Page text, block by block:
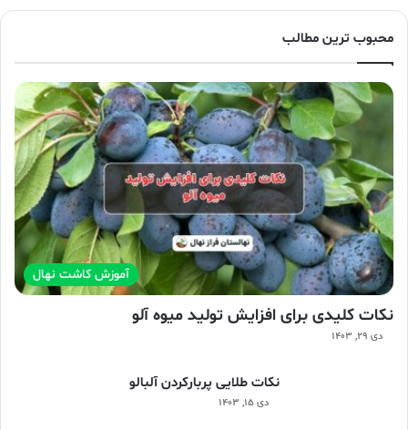
محبوب ترین مطالب
آموزش کاشت نهال
نکات کلیدی برای افزایش تولید میوه آلو
دی ۲۹, ۱۴۰۳
نکات طلایی پربارکردن آلبالو
دی ۱۵, ۱۴۰۳